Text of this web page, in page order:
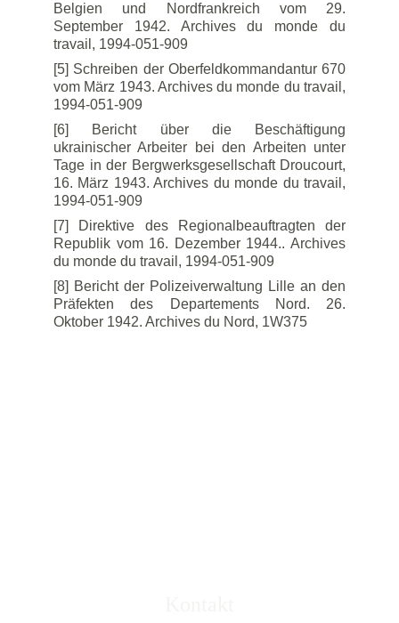
Belgien und Nordfrankreich vom 29.
September 1942. Archives du monde du
travail, 1994-051-909
[5] Schreiben der Oberfeldkommandantur 670
vom März 1943. Archives du monde du travail,
1994-051-909
[6] Bericht über die Beschäftigung
ukrainischer Arbeiter bei den Arbeiten unter
Tage in der Bergwerksgesellschaft Droucourt,
16. März 1943. Archives du monde du travail,
1994-051-909
[7] Direktive des Regionalbeauftragten der
Republik vom 16. Dezember 1944.. Archives
du monde du travail, 1994-051-909
[8] Bericht der Polizeiverwaltung Lille an den
Präfekten des Departements Nord. 26.
Oktober 1942. Archives du Nord, 1W375